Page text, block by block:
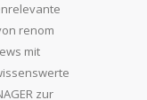
renom
mit
zur